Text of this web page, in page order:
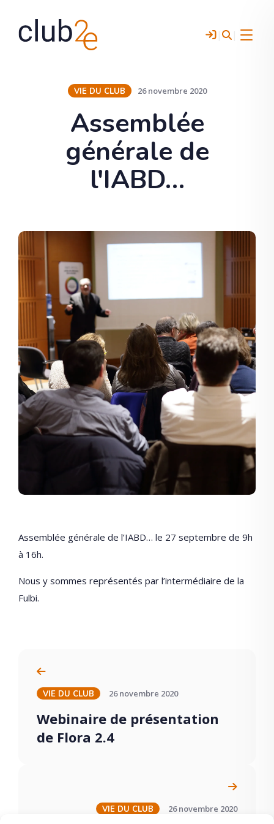
VIE DU CLUB 26 novembre 2020
Assemblée
générale de
l'IABD…
Assemblée générale de l’IABD… le 27 septembre de 9h
à 16h.
Nous y sommes représentés par l’intermédiaire de la
Fulbi.
VIE DU CLUB 26 novembre 2020
Webinaire de présentation
de Flora 2.4
VIE DU CLUB 26 novembre 2020